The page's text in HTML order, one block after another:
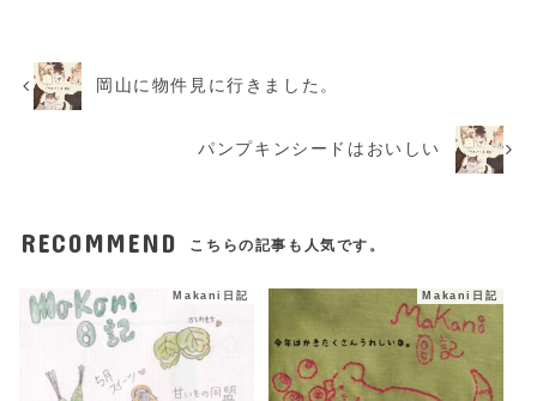
岡山に物件見に行きました。
パンプキンシードはおいしい
RECOMMEND こちらの記事も人気です。
Makani日記 Makani日記